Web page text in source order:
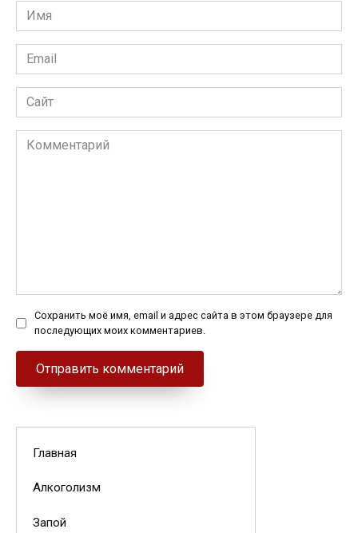
Имя
*
Email
*
Сайт
Комментарий
Сохранить моё имя, email и адрес сайта в этом браузере для
последующих моих комментариев.
Главная
Алкоголизм
Запой